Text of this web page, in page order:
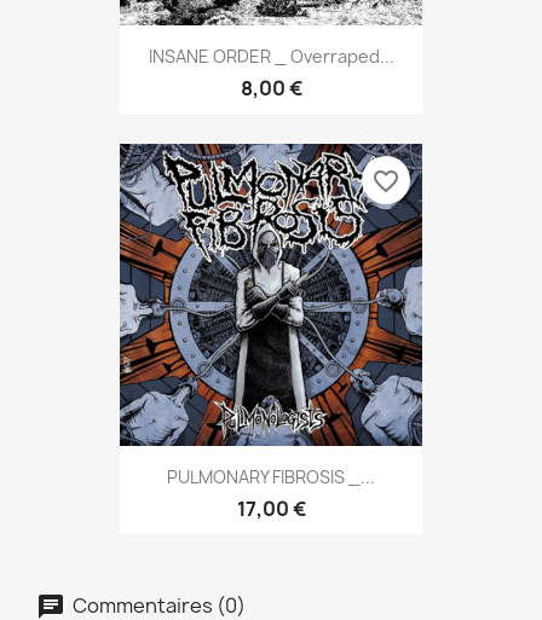
INSANE ORDER _ Overraped...
8,00 €
PULMONARY FIBROSIS _...
17,00 €
favorite_border
Commentaires (0)